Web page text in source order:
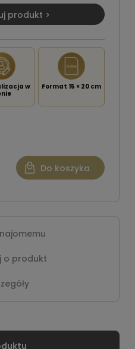
produkt >
w
Format 15 × 20 cm
Do koszyka
o produkt